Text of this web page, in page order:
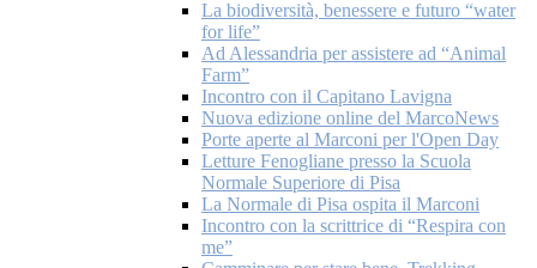
La biodiversità, benessere e futuro “water
for life”
Ad Alessandria per assistere ad “Animal
Farm”
Incontro con il Capitano Lavigna
Nuova edizione online del MarcoNews
Porte aperte al Marconi per l'Open Day
Letture Fenogliane presso la Scuola
Normale Superiore di Pisa
La Normale di Pisa ospita il Marconi
Incontro con la scrittrice di “Respira con
me”